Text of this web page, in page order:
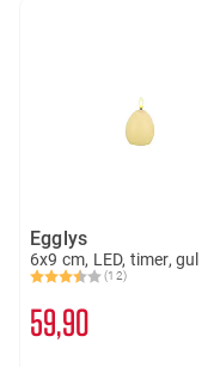
Egglys
6x9 cm, LED, timer, gul
Karakter:
(12)
3.9 av 5 mulige
59 90